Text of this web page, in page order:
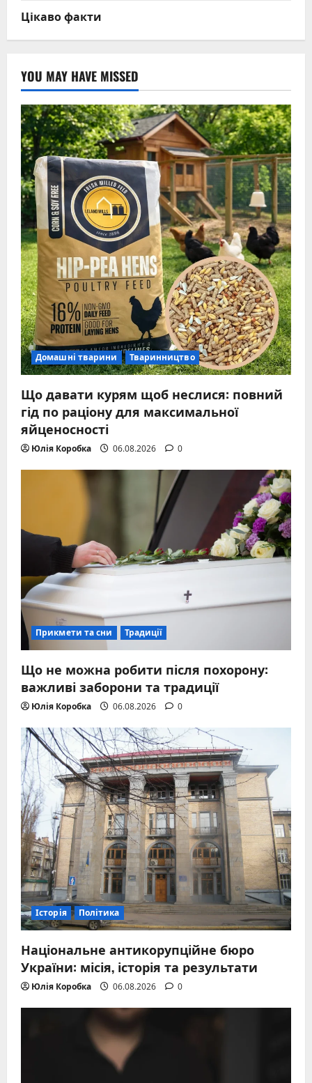
Цікаво факти
YOU MAY HAVE MISSED
Домашні тварини Тваринництво
Що давати курям щоб неслися: повний
гід по раціону для максимальної
яйценосності
Юлія Коробка 06.08.2026 0
Прикмети та сни Традиції
Що не можна робити після похорону:
важливі заборони та традиції
Юлія Коробка 06.08.2026 0
Історія Політика
Національне антикорупційне бюро
України: місія, історія та результати
Юлія Коробка 06.08.2026 0